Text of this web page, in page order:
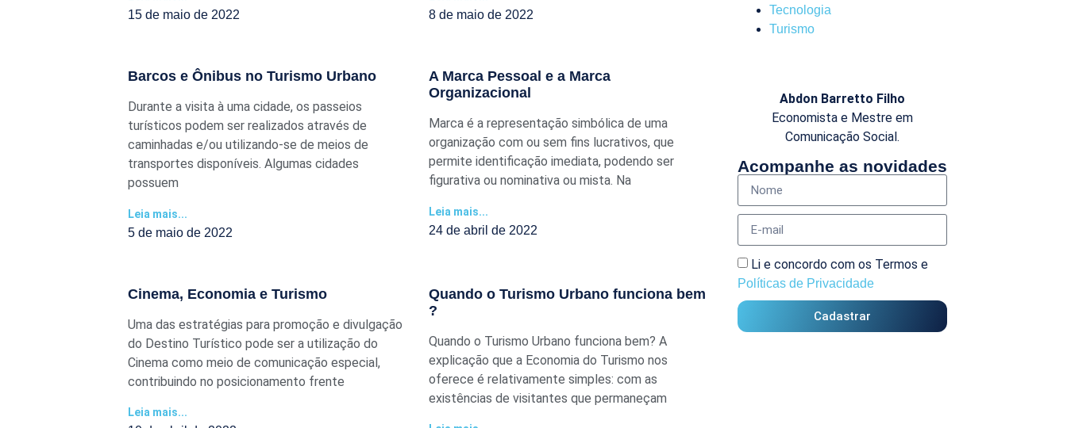
15 de maio de 2022 8 de maio de 2022
Barcos e Ônibus no Turismo Urbano
Durante a visita à uma cidade, os passeios
turísticos podem ser realizados através de
caminhadas e/ou utilizando-se de meios de
transportes disponíveis. Algumas cidades
possuem
Leia mais...
5 de maio de 2022
A Marca Pessoal e a Marca
Organizacional
Marca é a representação simbólica de uma
organização com ou sem fins lucrativos, que
permite identificação imediata, podendo ser
figurativa ou nominativa ou mista. Na
Leia mais...
24 de abril de 2022
Cinema, Economia e Turismo
Uma das estratégias para promoção e divulgação
do Destino Turístico pode ser a utilização do
Cinema como meio de comunicação especial,
contribuindo no posicionamento frente
Leia mais...
Quando o Turismo Urbano funciona bem
?
Quando o Turismo Urbano funciona bem? A
explicação que a Economia do Turismo nos
oferece é relativamente simples: com as
existências de visitantes que permaneçam
Tecnologia
Turismo
Abdon Barretto Filho
Economista e Mestre em
Comunicação Social.
Acompanhe as novidades
Li e concordo com os Termos e
Políticas de Privacidade
Cadastrar